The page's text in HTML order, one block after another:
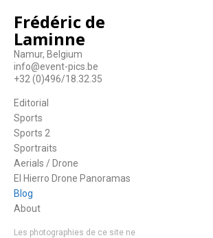
Frédéric de
Laminne
Namur, Belgium
info@event-pics.be
+32 (0)496/18.32.35
Editorial
Sports
Sports 2
Sportraits
Aerials / Drone
El Hierro Drone Panoramas
Blog
About
Les photographies de ce site ne